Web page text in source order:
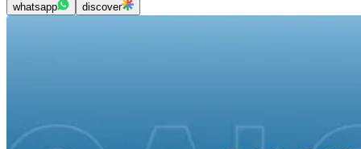
whatsapp discover